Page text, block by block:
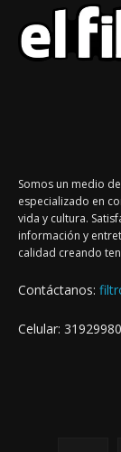
Somos un medio
especializado en
vida y cultura.
información y
calidad creando
Contáctanos:
Celular: